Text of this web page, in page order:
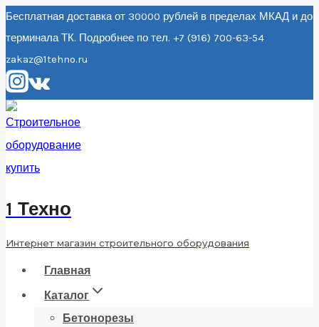
Перейти
к
содержанию
Бесплатная доставка от 30000 рублей в пределах МКАД и до
терминала ТК. Подробнее по тел. +7 (916) 700-63-54
zakaz@1tehno.ru
1 Техно
Интернет магазин строительного оборудования
Главная
Каталог
Бетонорезы